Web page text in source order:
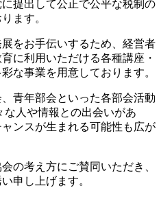
提出して公正で公平な税制の
ます。
をお手伝いするため、経営者
に利用いただける各種講座・
な事業を用意しております。
青年部会といった各部会活動
な人や情報との出会いがあ
ンスが生まれる可能性も広が
の考え方にご賛同いただき、
申し上げます。